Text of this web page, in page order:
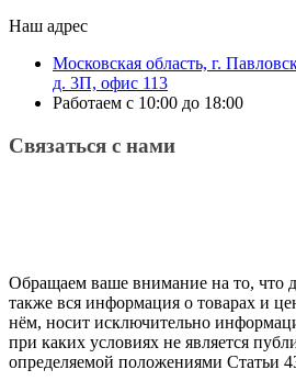
Наш адрес
Московская область, г.
д. 3П, офис 113
Работаем с 10:00 до 18:00
Связаться с нами
Обращаем ваше внимание на то, что
также вся информация о товарах и
нём, носит исключительно
при каких условиях не является
определяемой положениями Статьи